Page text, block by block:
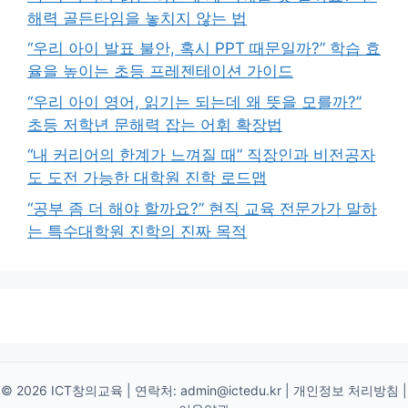
해력 골든타임을 놓치지 않는 법
“우리 아이 발표 불안, 혹시 PPT 때문일까?” 학습 효
율을 높이는 초등 프레젠테이션 가이드
“우리 아이 영어, 읽기는 되는데 왜 뜻을 모를까?”
초등 저학년 문해력 잡는 어휘 확장법
“내 커리어의 한계가 느껴질 때” 직장인과 비전공자
도 도전 가능한 대학원 진학 로드맵
“공부 좀 더 해야 할까요?” 현직 교육 전문가가 말하
는 특수대학원 진학의 진짜 목적
© 2026 ICT창의교육 | 연락처: admin@ictedu.kr 개인정보 처리방침